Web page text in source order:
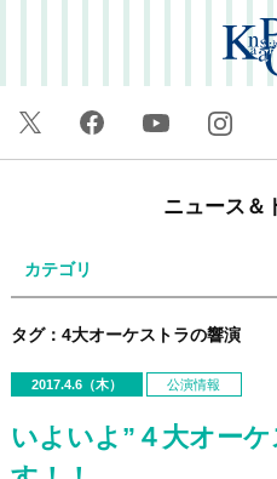
ニュース＆
カテゴリ
タグ：4大オーケストラの響演
2017.4.6（木） 公演情報
いよいよ”４大オー